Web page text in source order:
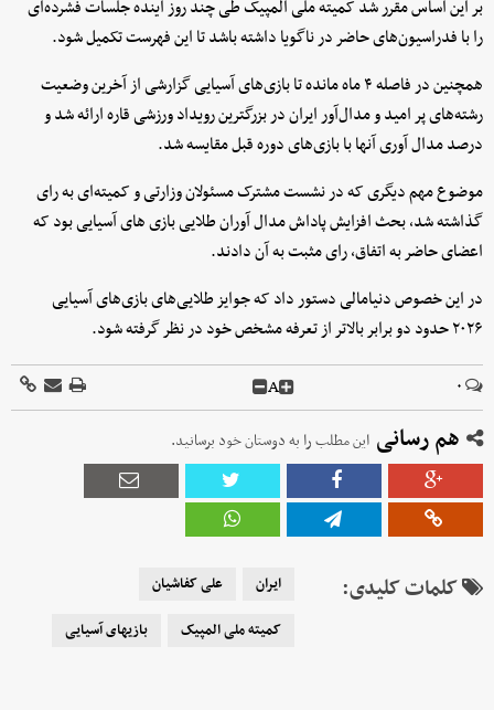
بر این اساس مقرر شد کمیته ملی المپیک طی چند روز آینده جلسات فشرده‌ای
را با فدراسیون‌های حاضر در ناگویا داشته باشد تا این فهرست تکمیل شود.
همچنین در فاصله ۴ ماه مانده تا بازی‌های آسیایی گزارشی از آخرین وضعیت
رشته‌های پر امید و مدال‌آور ایران در بزرگترین رویداد ورزشی قاره ارائه شد و
درصد مدال آوری آنها با بازی‌های دوره قبل مقایسه شد.
موضوع مهم دیگری که در نشست مشترک مسئولان وزارتی و کمیته‌ای به رای
گذاشته شد، بحث افزایش پاداش مدال آوران طلایی بازی های آسیایی بود که
اعضای حاضر به اتفاق، رای مثبت به آن دادند.
در این خصوص دنیامالی دستور داد که جوایز طلایی‌های بازی‌های آسیایی
۲۰۲۶ حدود دو برابر بالاتر از تعرفه مشخص خود در نظر گرفته شود.
۰ A
هم رسانی این مطلب را به دوستان خود برسانید.
کلمات کلیدی: ایران
علی کفاشیان
کمیته ملی المپیک
بازیهای آسیایی